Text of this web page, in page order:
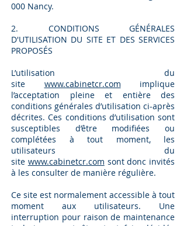
000 Nancy.
2. CONDITIONS GÉNÉRALES
D'UTILISATION DU SITE ET DES SERVICES
PROPOSÉS
L’utilisation du
site www.cabinetcr.com implique
l’acceptation pleine et entière des
conditions générales d’utilisation ci-après
décrites. Ces conditions d’utilisation sont
susceptibles d’être modifiées ou
complétées à tout moment, les
utilisateurs du
site www.cabinetcr.com sont donc invités
à les consulter de manière régulière.
Ce site est normalement accessible à tout
moment aux utilisateurs. Une
interruption pour raison de maintenance